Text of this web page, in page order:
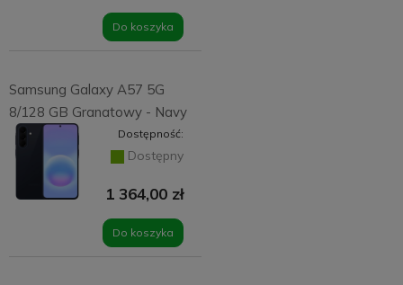
Do koszyka
Samsung Galaxy A57 5G
8/128 GB Granatowy - Navy
Dostępność:
Dostępny
1 364,00 zł
Do koszyka